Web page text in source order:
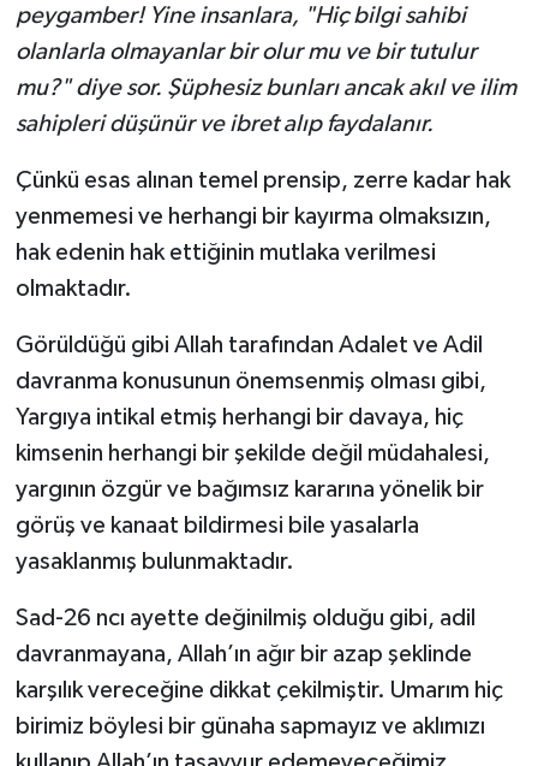
peygamber! Yine insanlara, "Hiç bilgi sahibi
olanlarla olmayanlar bir olur mu ve bir tutulur
mu?" diye sor. Şüphesiz bun­ları ancak akıl ve ilim
sahipleri düşünür ve ibret alıp faydalanır.
Çünkü esas alınan temel prensip, zerre kadar hak
yenmemesi ve herhangi bir kayırma olmaksızın,
hak edenin hak ettiğinin mutlaka verilmesi
olmaktadır.
Görüldüğü gibi Allah tarafından Adalet ve Adil
davranma konusunun önemsenmiş olması gibi,
Yargıya intikal etmiş herhangi bir davaya, hiç
kimsenin herhangi bir şekilde değil müdahalesi,
yargının özgür ve bağımsız kararına yönelik bir
görüş ve kanaat bildirmesi bile yasalarla
yasaklanmış bulunmaktadır.
Sad-26 ncı ayette değinilmiş olduğu gibi, adil
davranmayana, Allah’ın ağır bir azap şeklinde
karşılık vereceğine dikkat çekilmiştir. Umarım hiç
birimiz böylesi bir günaha sapmayız ve aklımızı